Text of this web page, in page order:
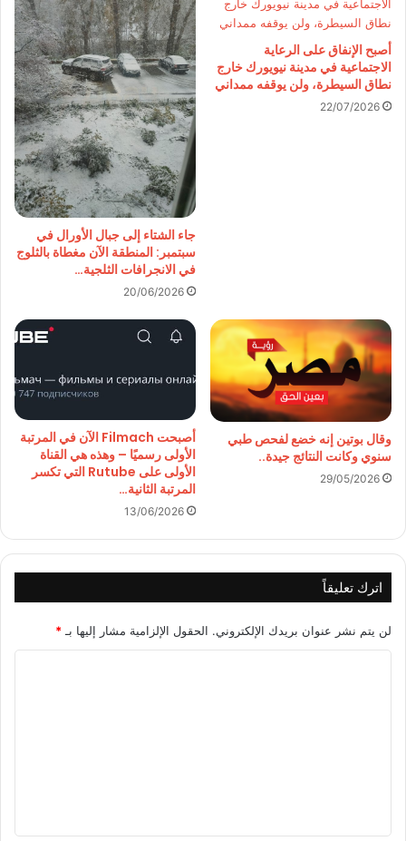
أصبح الإنفاق على الرعاية
الاجتماعية في مدينة نيويورك خارج
نطاق السيطرة، ولن يوقفه ممداني
22/07/2026
جاء الشتاء إلى جبال الأورال في
سبتمبر: المنطقة الآن مغطاة بالثلوج
في الانجرافات الثلجية…
20/06/2026
وقال بوتين إنه خضع لفحص طبي
سنوي وكانت النتائج جيدة..
29/05/2026
أصبحت Filmach الآن في المرتبة
الأولى رسميًا – وهذه هي القناة
الأولى على Rutube التي تكسر
المرتبة الثانية…
13/06/2026
اترك تعليقاً
لن يتم نشر عنوان بريدك الإلكتروني. الحقول الإلزامية مشار إليها بـ*